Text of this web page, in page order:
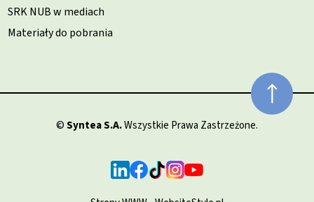
SRK NUB w mediach
Materiały do pobrania
©Syntea S.A.Wszystkie Prawa Zastrzeżone.